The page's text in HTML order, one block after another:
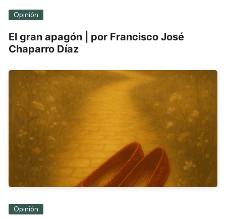
Opinión
El gran apagón | por Francisco José
Chaparro Díaz
Opinión